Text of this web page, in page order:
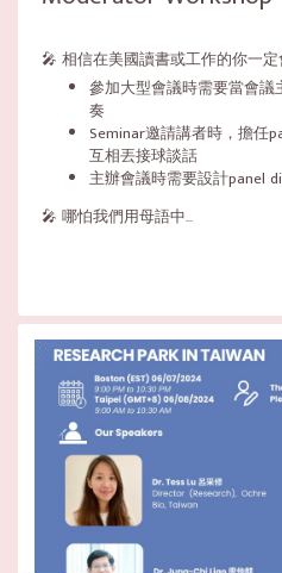
🎤 相信在美國讀書或工作的你一
參加大型會議時需要當會
奏
Seminar邀請講者時，擔任
互相丟接球談話
主辦會議時需要設計panel
🎤 哪怕我們用母語中...